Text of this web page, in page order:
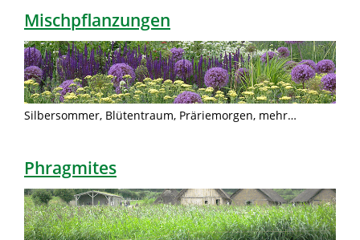
Mischpflanzungen
Silbersommer, Blütentraum, Präriemorgen, mehr…
Phragmites